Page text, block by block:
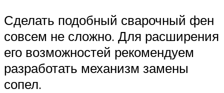
Сделать подобный сварочный фен
совсем не сложно. Для расширения
его возможностей рекомендуем
разработать механизм замены
сопел.